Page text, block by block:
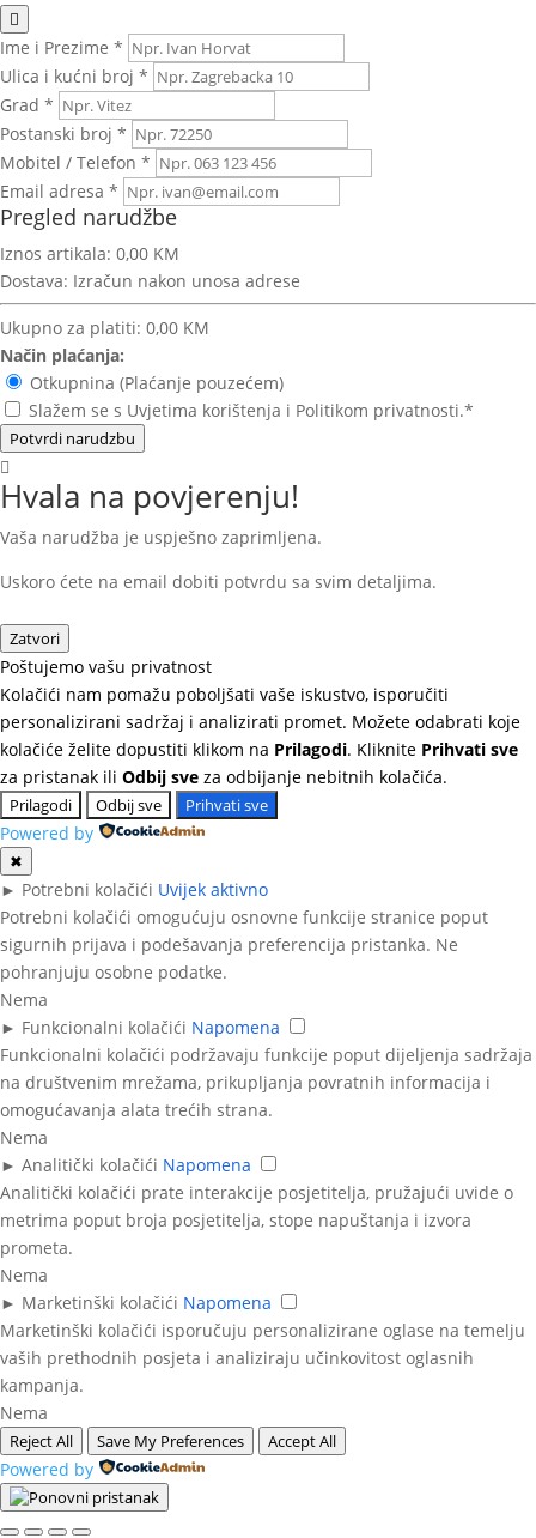
Ime i Prezime *
Ulica i kućni broj *
Grad *
Postanski broj *
Mobitel / Telefon *
Email adresa *
Pregled narudžbe
Iznos artikala: 0,00 KM
Dostava: Izračun nakon unosa adrese
Ukupno za platiti: 0,00 KM
Način plaćanja:
Otkupnina (Plaćanje pouzećem)
Slažem se s Uvjetima korištenja i Politikom privatnosti.*
Potvrdi narudzbu
Hvala na povjerenju!
Vaša narudžba je uspješno zaprimljena.
Uskoro ćete na email dobiti potvrdu sa svim detaljima.
Zatvori
Poštujemo vašu privatnost
Kolačići nam pomažu poboljšati vaše iskustvo, isporučiti
personalizirani sadržaj i analizirati promet. Možete odabrati koje
kolačiće želite dopustiti klikom na Prilagodi. Kliknite Prihvati sve
za pristanak ili Odbij sve za odbijanje nebitnih kolačića.
Prilagodi Odbij sve Prihvati sve
Powered by
✖
► Potrebni kolačići Uvijek aktivno
Potrebni kolačići omogućuju osnovne funkcije stranice poput
sigurnih prijava i podešavanja preferencija pristanka. Ne
pohranjuju osobne podatke.
Nema
► Funkcionalni kolačići Napomena
Funkcionalni kolačići podržavaju funkcije poput dijeljenja sadržaja
na društvenim mrežama, prikupljanja povratnih informacija i
omogućavanja alata trećih strana.
Nema
► Analitički kolačići Napomena
Analitički kolačići prate interakcije posjetitelja, pružajući uvide o
metrima poput broja posjetitelja, stope napuštanja i izvora
prometa.
Nema
► Marketinški kolačići Napomena
Marketinški kolačići isporučuju personalizirane oglase na temelju
vaših prethodnih posjeta i analiziraju učinkovitost oglasnih
kampanja.
Nema
Reject All Save My Preferences Accept All
Powered by